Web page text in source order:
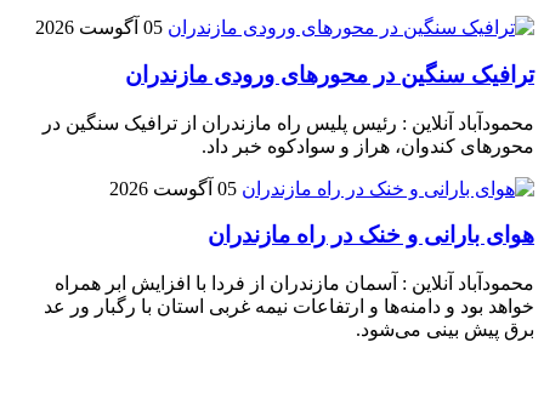
05 آگوست 2026
ترافیک سنگین در محور‌های ورودی مازندران
محمودآباد آنلاین : رئیس پلیس راه مازندران از ترافیک سنگین در
محور‌های کندوان، هراز و سوادکوه خبر داد.
05 آگوست 2026
هوای بارانی و خنک در راه مازندران
محمودآباد آنلاین : آسمان مازندران از فردا با افزایش ابر همراه
خواهد بود و دامنه‌ها و ارتفاعات نیمه غربی استان با رگبار ور عد
برق پیش بینی می‌شود.